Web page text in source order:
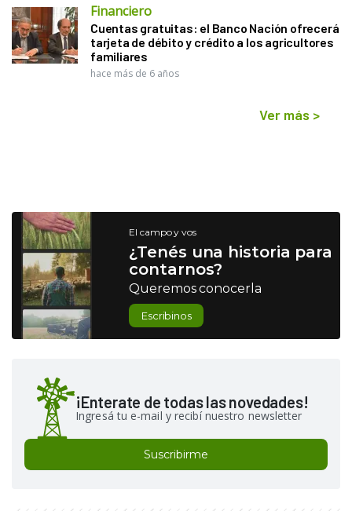
Financiero
Cuentas gratuitas: el Banco Nación ofrecerá
tarjeta de débito y crédito a los agricultores
familiares
hace más de 6 años
Ver más >
El campo y vos
¿Tenés una historia para
contarnos?
Queremos conocerla
Escribinos
¡Enterate de todas las novedades!
Ingresá tu e-mail y recibí nuestro newsletter
Suscribirme